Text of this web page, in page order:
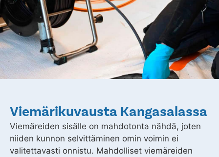
Viemärikuvausta Kangasalassa
Viemäreiden sisälle on mahdotonta nähdä, joten
niiden kunnon selvittäminen omin voimin ei
valitettavasti onnistu. Mahdolliset viemäreiden